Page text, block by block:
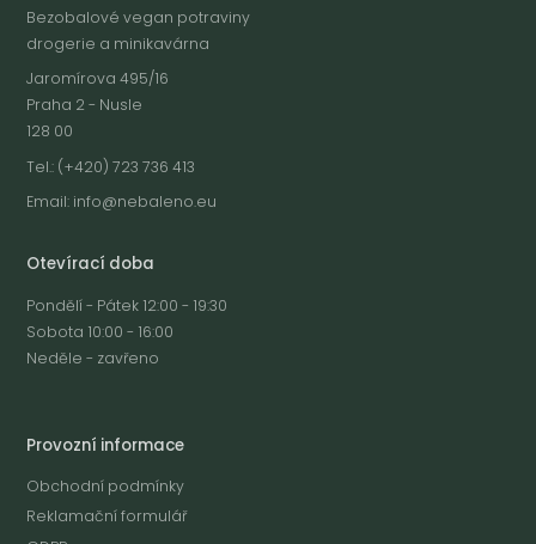
Bezobalové vegan potraviny
drogerie a minikavárna
Jaromírova 495/16
Praha 2 - Nusle
128 00
Tel.: (+420) 723 736 413
Email: info@nebaleno.eu
Otevírací doba
Pondělí - Pátek 12:00 - 19:30
Sobota 10:00 - 16:00
Neděle - zavřeno
Provozní informace
Obchodní podmínky
Reklamační formulář